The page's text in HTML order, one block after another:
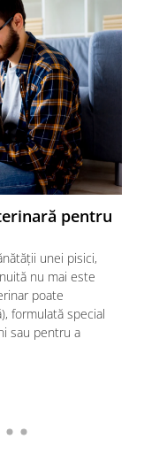
pentru
unei pisici,
nu mai este
poate
formulată special
sau pentru a